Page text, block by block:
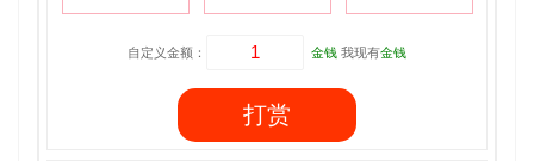
自定义金额： 金钱 我现有金钱
打赏